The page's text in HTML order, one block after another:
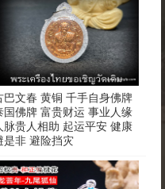
巴文春 黄铜 千手自身佛牌
国佛牌 富贵财运 事业人缘
脉贵人相助 起运平安 健康
是非 避险挡灾